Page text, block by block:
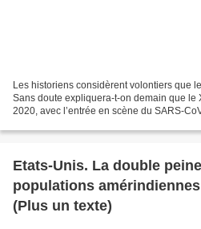
Les historiens considèrent volontiers que
Sans doute expliquera-t-on demain que le
2020, avec l’entrée en scène du SARS-
Etats-Unis. La double
populations
(Plus un texte)